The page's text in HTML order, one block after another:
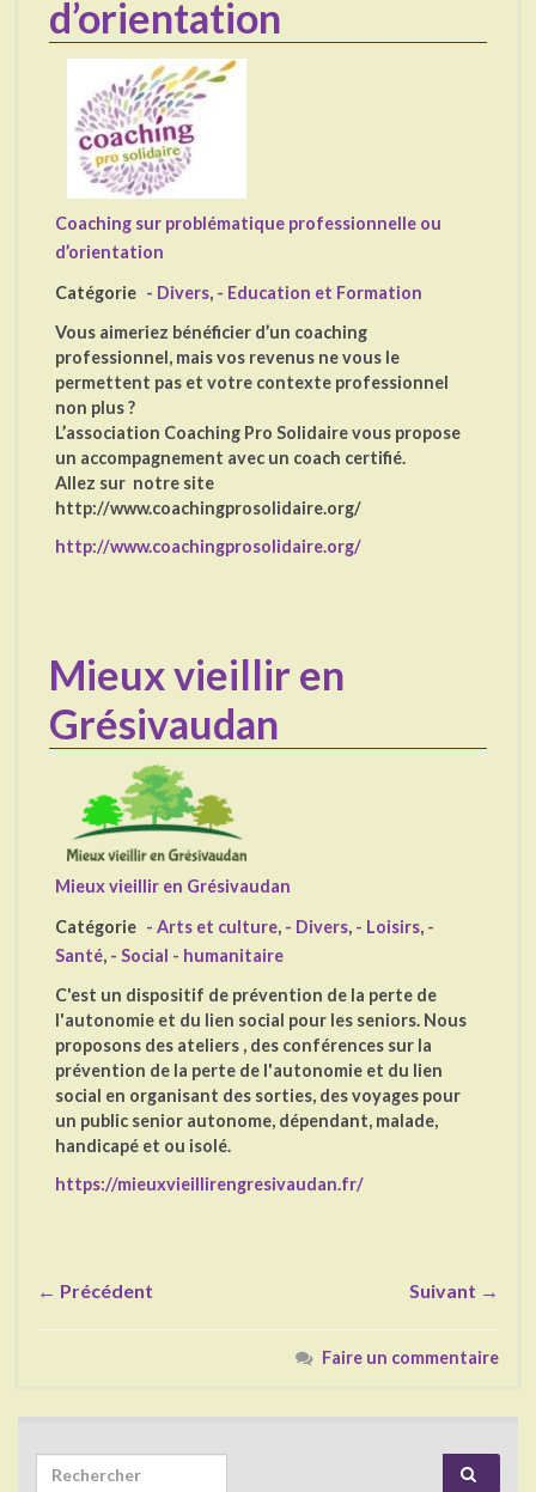
d’orientation
Coaching sur problématique professionnelle ou
d’orientation
Catégorie - Divers, - Education et Formation
Vous aimeriez bénéficier d’un coaching
professionnel, mais vos revenus ne vous le
permettent pas et votre contexte professionnel
non plus ?
L’association Coaching Pro Solidaire vous propose
un accompagnement avec un coach certifié.
Allez sur notre site
http://www.coachingprosolidaire.org/
http://www.coachingprosolidaire.org/
Mieux vieillir en
Grésivaudan
Mieux vieillir en Grésivaudan
Catégorie - Arts et culture, - Divers, - Loisirs, -
Santé, - Social - humanitaire
C'est un dispositif de prévention de la perte de
l'autonomie et du lien social pour les seniors. Nous
proposons des ateliers , des conférences sur la
prévention de la perte de l'autonomie et du lien
social en organisant des sorties, des voyages pour
un public senior autonome, dépendant, malade,
handicapé et ou isolé.
https://mieuxvieillirengresivaudan.fr/
← Précédent Suivant →
Faire un commentaire
Search for: